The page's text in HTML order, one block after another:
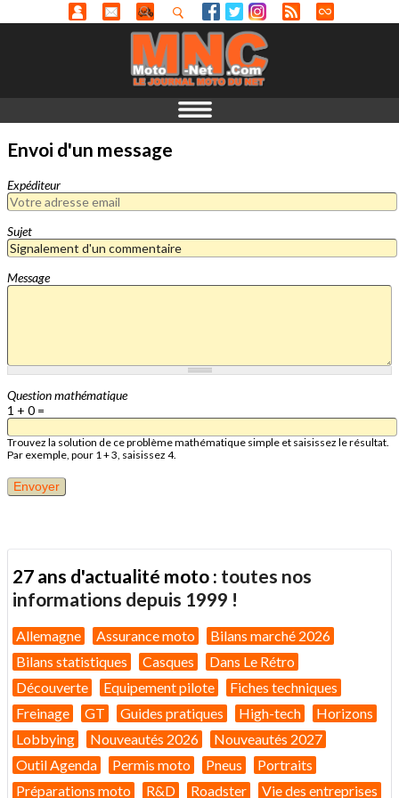
Envoi d'un message
Expéditeur
Sujet
Message
Question mathématique
1 + 0 =
Trouvez la solution de ce problème mathématique simple et saisissez le résultat.
Par exemple, pour 1 + 3, saisissez 4.
27 ans d'actualité moto : toutes nos
informations depuis 1999 !
Allemagne Assurance moto
Bilans marché 2026
Bilans statistiques
Casques
Dans Le Rétro
Découverte
Equipement pilote
Fiches techniques
Freinage
GT Guides pratiques High-tech
Horizons
Lobbying
Nouveautés 2026
Nouveautés 2027
Outil Agenda
Permis moto Pneus
Portraits
Préparations moto
R&D Roadster Vie des entreprises